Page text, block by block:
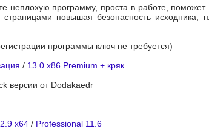
программу, проста в работе, поможет
повышая безопасность исходника,
программы ключ не требуется)
/ 13.0 x86 Premium + кряк
версии от Dodakaedr
x64 / Professional 11.6